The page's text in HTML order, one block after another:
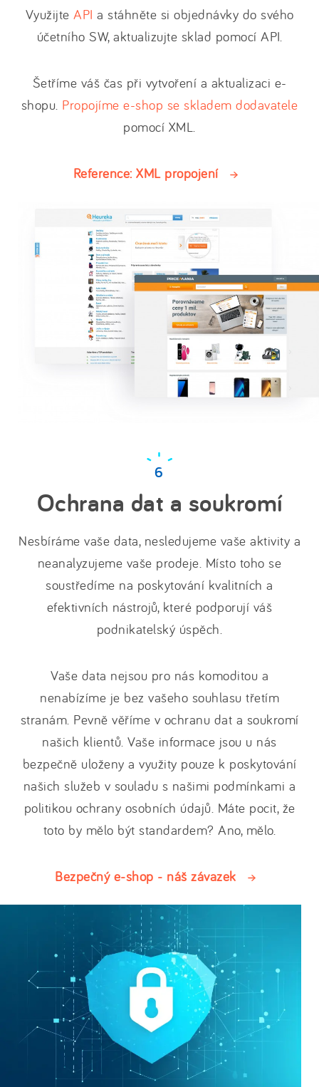
Využijte API a stáhněte si objednávky do svého
účetního SW, aktualizujte sklad pomocí API.
Šetříme váš čas při vytvoření a aktualizaci e-
shopu. Propojíme e-shop se skladem dodavatele
pomocí XML.
Reference: XML propojení
Ochrana dat a soukromí
Nesbíráme vaše data, nesledujeme vaše aktivity a
neanalyzujeme vaše prodeje. Místo toho se
soustředíme na poskytování kvalitních a
efektivních nástrojů, které podporují váš
podnikatelský úspěch.
Vaše data nejsou pro nás komoditou a
nenabízíme je bez vašeho souhlasu třetím
stranám. Pevně věříme v ochranu dat a soukromí
našich klientů. Vaše informace jsou u nás
bezpečně uloženy a využity pouze k poskytování
našich služeb v souladu s našimi podmínkami a
politikou ochrany osobních údajů. Máte pocit, že
toto by mělo být standardem? Ano, mělo.
Bezpečný e-shop - náš závazek